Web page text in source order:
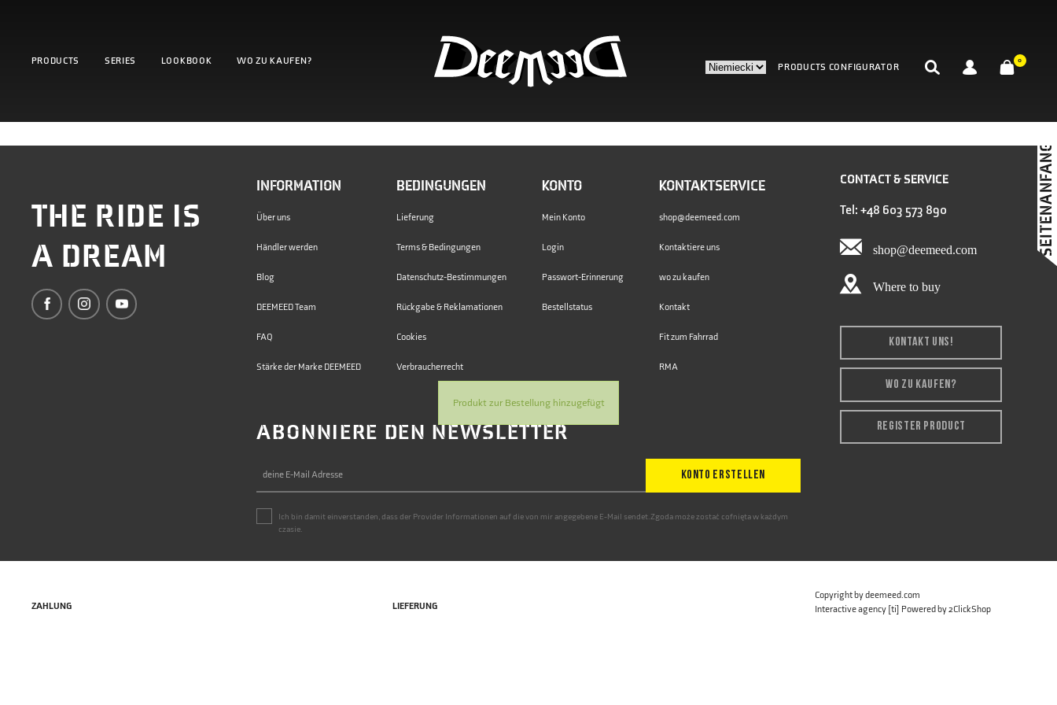
PRODUCTS SERIES LOOKBOOK WO ZU KAUFEN?
PRODUCTS CONFIGURATOR
0
Produkt zur Bestellung hinzugefügt
THE RIDE IS
A DREAM
INFORMATION
Über uns
Händler werden
Blog
DEEMEED Team
FAQ
Stärke der Marke DEEMEED
BEDINGUNGEN
Lieferung
Terms & Bedingungen
Datenschutz-Bestimmungen
Rückgabe & Reklamationen
Cookies
Verbraucherrecht
KONTO
Mein Konto
Login
Passwort-Erinnerung
Bestellstatus
KONTAKTSERVICE
shop@deemeed.com
Kontaktiere uns
wo zu kaufen
Kontakt
Fit zum Fahrrad
RMA
ABONNIERE DEN NEWSLETTER
KONTO ERSTELLEN
Ich bin damit einverstanden, dass der Provider Informationen auf die von mir angegebene E-Mail sendet.Zgoda może zostać cofnięta w każdym
czasie.
CONTACT & SERVICE
Tel: +48 603 573 890
shop@deemeed.com
Where to buy
KONTAKT UNS!
WO ZU KAUFEN?
REGISTER PRODUCT
SEITENANFANG
ZAHLUNG LIEFERUNG
Copyright by deemeed.com
Interactive agency [ti] Powered by2ClickShop